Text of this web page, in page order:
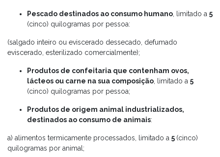
Pescado destinados ao consumo humano , limitado a 5
(cinco) quilogramas por pessoa:
(salgado inteiro ou eviscerado dessecado, defumado
eviscerado, esterilizado comercialmente);
Produtos de confeitaria que contenham ovos,
lácteos ou carne na sua composição , limitado a 5
(cinco) quilogramas por pessoa;
Produtos de origem animal industrializados,
destinados ao consumo de animais:
a) alimentos termicamente processados, limitado a 5 (cinco)
quilogramas por animal;